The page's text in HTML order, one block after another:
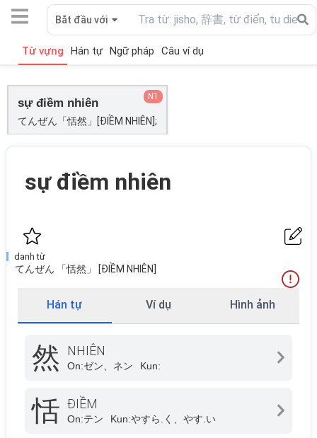
Bắt đầu với
Từ vựng Hán tự Ngữ pháp Câu ví dụ
sự điềm nhiên
てんぜん「恬然」[ĐIỀM NHIÊN];
N1
sự điềm nhiên
danh từ
てんぜん 「恬然」 [ĐIỀM NHIÊN]
Hán tự Ví dụ Hình ảnh
然 NHIÊN
On:ゼン、ネン Kun:
恬 ĐIỀM
On:テン Kun:やすら.く、やす.い